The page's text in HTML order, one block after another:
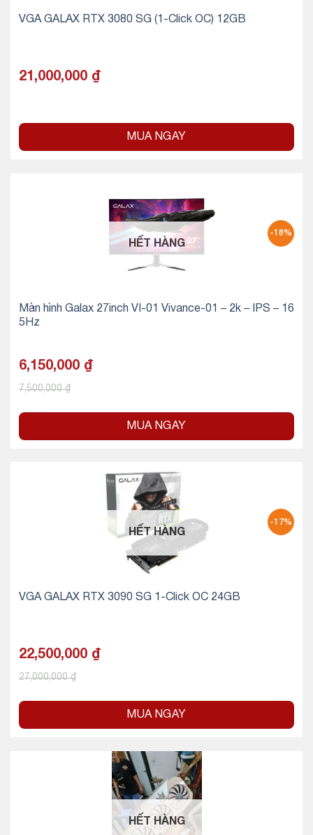
VGA GALAX RTX 3080 SG (1-Click OC) 12GB
21,000,000 ₫
MUA NGAY
-18%
HẾT HÀNG
Màn hình Galax 27inch VI-01 Vivance-01 – 2k – IPS – 16
5Hz
6,150,000 ₫
7,500,000₫
MUA NGAY
-17%
HẾT HÀNG
VGA GALAX RTX 3090 SG 1-Click OC 24GB
22,500,000 ₫
27,000,000₫
MUA NGAY
HẾT HÀNG